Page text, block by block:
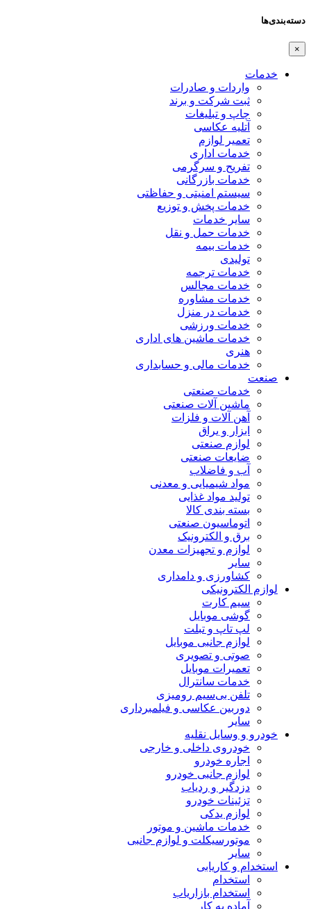
دسته‌بندی‌ها
×
خدمات
واردات و صادرات
ثبت شرکت و برند
چاپ و تبلیغات
آتلیه عکاسی
تعمیر لوازم
خدمات اداری
تفریح و سرگرمی
خدمات بازرگانی
سیستم امنیتی و حفاظتی
خدمات پخش و توزیع
سایر خدمات
خدمات حمل و نقل
خدمات بیمه
تولیدی
خدمات ترجمه
خدمات مجالس
خدمات مشاوره
خدمات در منزل
خدمات ورزشی
خدمات ماشین های اداری
هنری
خدمات مالی و حسابداری
صنعت
خدمات صنعتی
ماشین آلات صنعتی
آهن آلات و فلزات
ابزار و یراق
لوازم صنعتی
ضایعات صنعتی
آب و فاضلاب
مواد شیمیایی و معدنی
تولید مواد غذایی
بسته بندی کالا
اتوماسیون صنعتی
برق و الکترونیک
لوازم و تجهیزات معدن
سایر
کشاورزی و دامداری
لوازم الکترونیکی
سیم کارت
گوشی موبایل
لپ تاپ و تبلت
لوازم جانبی موبایل
صوتی و تصویری
تعمیرات موبایل
خدمات سانترال
تلفن بی‌سیم رومیزی
دوربین عکاسی و فیلمبرداری
سایر
خودرو و وسایل نقلیه
خودروی داخلی و خارجی
اجاره خودرو
لوازم جانبی خودرو
دزدگیر و ردیاب
تزئینات خودرو
لوازم یدکی
خدمات ماشین و موتور
موتورسیکلت و لوازم جانبی
سایر
استخدام و کاریابی
استخدام
استخدام بازاریاب
آماده به کار